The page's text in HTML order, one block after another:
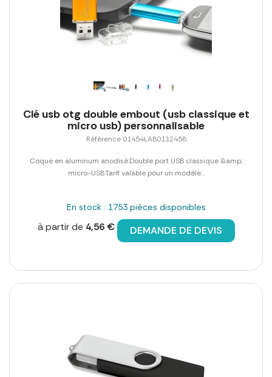
Clé usb otg double embout (usb classique et
micro usb) personnalisable
Référence 01454LAB0112458
Coque en aluminum anodisé.Double port USB classique &amp;
micro-USB.Tarif valable pour un modèle...
En stock : 1753 pièces disponibles
à partir de 4,56 € DEMANDE DE DEVIS